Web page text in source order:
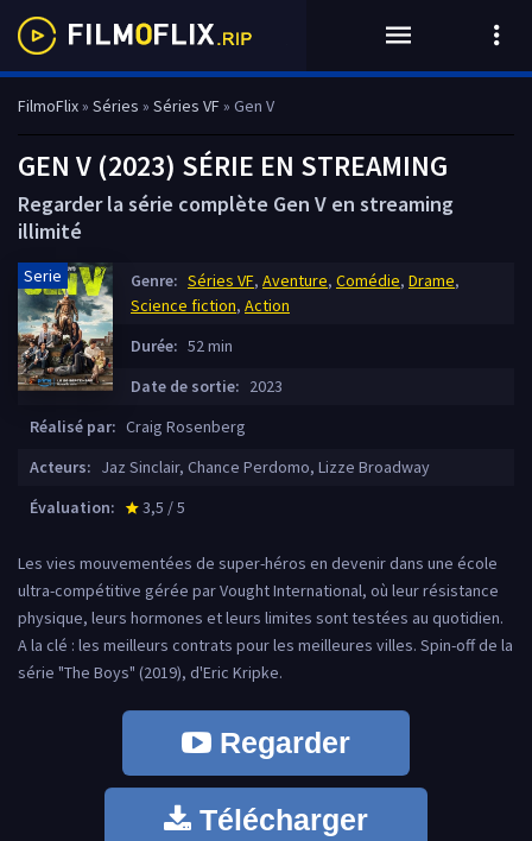
FilmoFlix» Séries » Séries VF » Gen V
GEN V (2023) SÉRIE EN STREAMING
Regarder la série complète Gen V en streaming
illimité
Serie Genre: Séries VF, Aventure, Comédie, Drame,
Science fiction, Action
Durée: 52 min
Date de sortie: 2023
Réalisé par: Craig Rosenberg
Acteurs: Jaz Sinclair, Chance Perdomo, Lizze Broadway
Évaluation:
star_rate
3,5 / 5
Les vies mouvementées de super-héros en devenir dans une école
ultra-compétitive gérée par Vought International, où leur résistance
physique, leurs hormones et leurs limites sont testées au quotidien.
A la clé : les meilleurs contrats pour les meilleures villes. Spin-off de la
série "The Boys" (2019), d'Eric Kripke.
Regarder
Télécharger